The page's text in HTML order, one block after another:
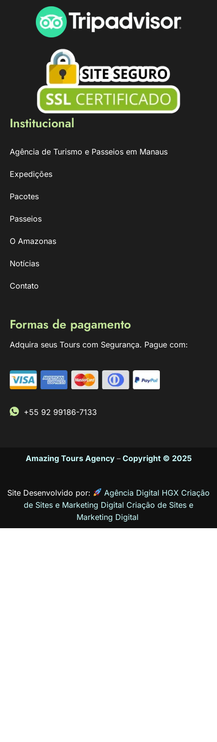
Institucional
Agência de Turismo e Passeios em Manaus
Expedições
Pacotes
Passeios
O Amazonas
Notícias
Contato
Formas de pagamento
Adquira seus Tours com Segurança. Pague com:
+55 92 99186-7133
Amazing Tours Agency– Copyright © 2025
Site Desenvolvido por:
Agência Digital HGX Criação
de Sites e Marketing Digital Criação de Sites e
Marketing Digital